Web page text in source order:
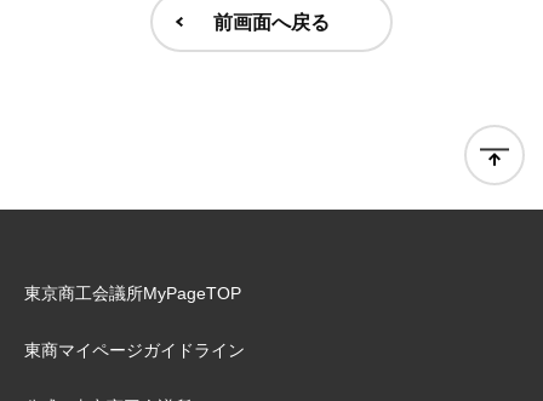
前画面へ戻る
東京商工会議所MyPageTOP
東商マイページガイドライン